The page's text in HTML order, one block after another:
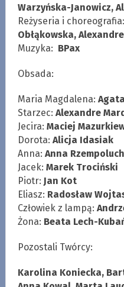
Warzyńska-Janowicz,
Reżyseria i choreografia:
Obłąkowska,
Muzyka: BPax
Obsada:
Maria Magdalena:
Starzec: Alexandre
Jecira: Maciej
Dorota: Alicja Idasiak
Anna: Anna Rzempoluch
Jacek: Marek Trociński
Piotr: Jan Kot
Eliasz: Radosław
Człowiek z lampą:
Żona: Beata Lech-
Pozostali Twórcy:
Karolina Koniecka,